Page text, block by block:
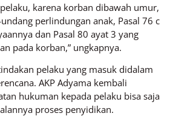
karena korban dibawah umur,
perlindungan anak, Pasal 76 c
dan Pasal 80 ayat 3 yang
pada korban,” ungkapnya.
pelaku yang masuk didalam
AKP Adyama kembali
hukuman kepada pelaku bisa saja
proses penyidikan.